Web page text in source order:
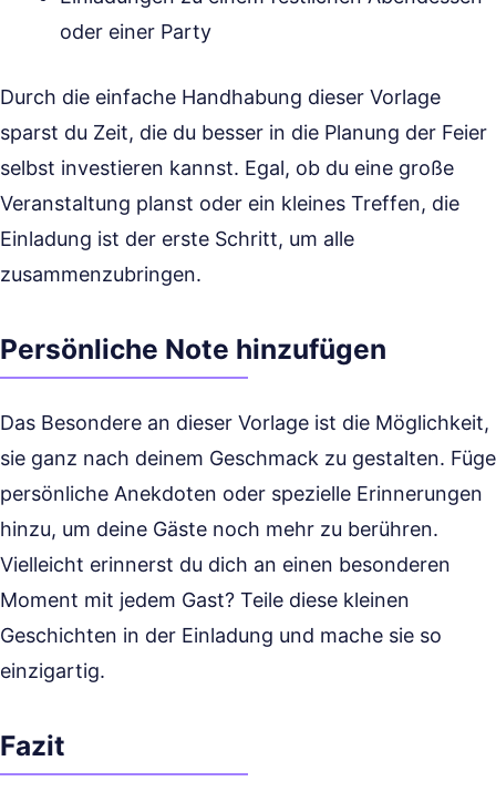
oder einer Party
Durch die einfache Handhabung dieser Vorlage
sparst du Zeit, die du besser in die Planung der Feier
selbst investieren kannst. Egal, ob du eine große
Veranstaltung planst oder ein kleines Treffen, die
Einladung ist der erste Schritt, um alle
zusammenzubringen.
Persönliche Note hinzufügen
Das Besondere an dieser Vorlage ist die Möglichkeit,
sie ganz nach deinem Geschmack zu gestalten. Füge
persönliche Anekdoten oder spezielle Erinnerungen
hinzu, um deine Gäste noch mehr zu berühren.
Vielleicht erinnerst du dich an einen besonderen
Moment mit jedem Gast? Teile diese kleinen
Geschichten in der Einladung und mache sie so
einzigartig.
Fazit